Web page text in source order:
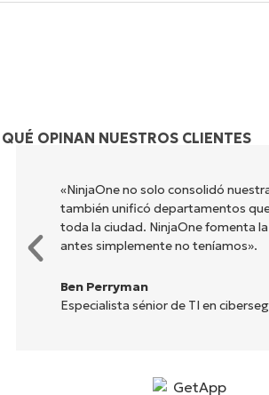
QUÉ OPINAN NUESTROS CLIENTES
«NinjaOne no solo consolidó
también unificó departamentos
toda la ciudad. NinjaOne fomenta
antes simplemente no teníamos».
Ben Perryman
Especialista sénior de TI en